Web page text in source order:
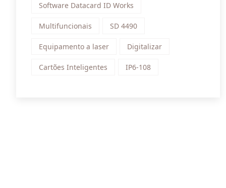
Software Datacard ID Works
Multifuncionais SD 4490
Equipamento a laser Digitalizar
Cartões Inteligentes IP6-108